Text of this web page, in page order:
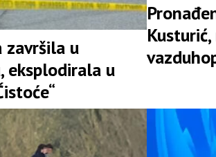
završila u
eksplodirala u